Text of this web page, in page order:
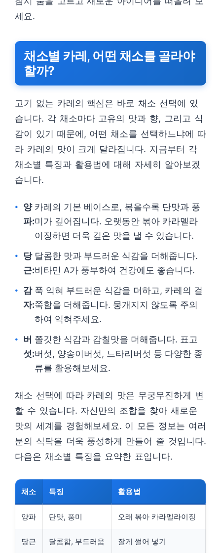
세요.
채소별 카레, 어떤 채소를 골라야
할까?
고기 없는 카레의 핵심은 바로 채소 선택에 있
습니다. 각 채소마다 고유의 맛과 향, 그리고 식
감이 있기 때문에, 어떤 채소를 선택하느냐에 따
라 카레의 맛이 크게 달라집니다. 지금부터 각
채소별 특징과 활용법에 대해 자세히 알아보겠
습니다.
양
파:
카레의 기본 베이스로, 볶을수록 단맛과 풍
미가 깊어집니다. 오랫동안 볶아 카라멜라
이징하면 더욱 깊은 맛을 낼 수 있습니다.
당
근:
달콤한 맛과 부드러운 식감을 더해줍니다.
비타민 A가 풍부하여 건강에도 좋습니다.
감
자:
푹 익혀 부드러운 식감을 더하고, 카레의 걸
쭉함을 더해줍니다. 뭉개지지 않도록 주의
하여 익혀주세요.
버
섯:
쫄깃한 식감과 감칠맛을 더해줍니다. 표고
버섯, 양송이버섯, 느타리버섯 등 다양한 종
류를 활용해보세요.
채소 선택에 따라 카레의 맛은 무궁무진하게 변
할 수 있습니다. 자신만의 조합을 찾아 새로운
맛의 세계를 경험해보세요. 이 모든 정보는 여러
분의 식탁을 더욱 풍성하게 만들어 줄 것입니다.
다음은 채소별 특징을 요약한 표입니다.
채소 특징 활용법
양파 단맛, 풍미 오래 볶아 카라멜라이징
당근 달콤함, 부드러움 잘게 썰어 넣기